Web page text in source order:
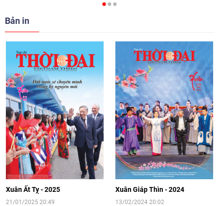
[Video] Nhân dân Việt Nam luôn trân
trọng tình cảm của nước Nga
08:02 | 13/06/2026
Video: Cơ hội giao lưu quốc tế cho học
sinh Việt Nam tại trại hè Artek
14:41|12/06/2026
[Video] Đối ngoại nhân dân Thủ đô
hướng tới kết nối hiệu quả nguồn lực
người Việt Nam ở nước ngoài
16:58|10/06/2026
Bản in
Xuân Ất Tỵ - 2025
21/01/2025 20:49
Xuân Giáp Thìn - 2024
13/02/2024 20:02